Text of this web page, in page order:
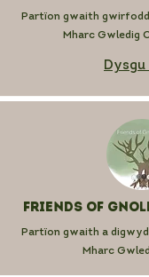
Partïon gwaith
Mharc Gwledig
Dysgu
Friends of
Partïon gwaith a
Mharc